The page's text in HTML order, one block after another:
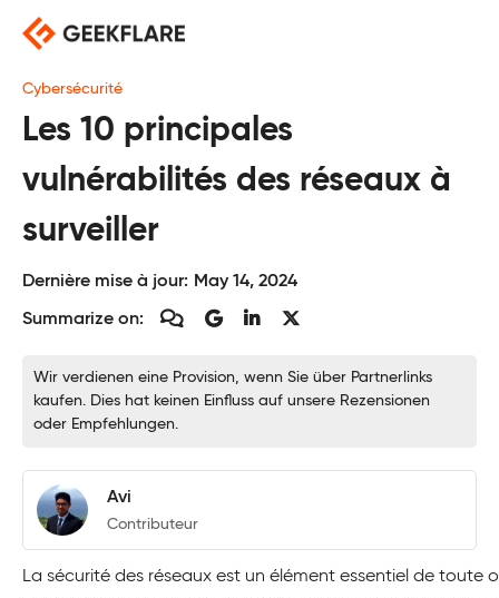
Skip
content
Cybersécurité
Les 10 principales
vulnérabilités des réseaux à
surveiller
Dernière mise à jour: May 14, 2024
Summarize on:
Wir verdienen eine Provision, wenn Sie über Partnerlinks
kaufen. Dies hat keinen Einfluss auf unsere Rezensionen
oder Empfehlungen.
Avi
Contributeur
La sécurité des réseaux est un élément essentiel de